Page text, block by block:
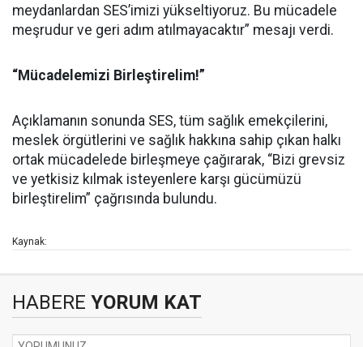
meydanlardan SES’imizi yükseltiyoruz. Bu mücadele
meşrudur ve geri adım atılmayacaktır” mesajı verdi.
“Mücadelemizi Birleştirelim!”
Açıklamanın sonunda SES, tüm sağlık emekçilerini,
meslek örgütlerini ve sağlık hakkına sahip çıkan halkı
ortak mücadelede birleşmeye çağırarak, “Bizi grevsiz
ve yetkisiz kılmak isteyenlere karşı gücümüzü
birleştirelim” çağrısında bulundu.
Kaynak:
HABERE YORUM KAT